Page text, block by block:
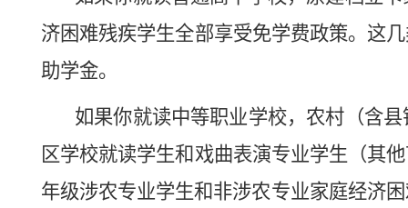
济困难残疾学生全部享受免学费政策。 这
助学金。
如果你就读中等职业学校，农村（含
区学校就读学生和戏曲表演专业学生（其
年级涉农专业学生和非涉农专业家庭经济